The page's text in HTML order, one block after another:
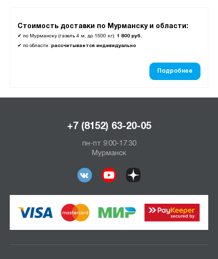
Стоимость доставки по Мурманску и области:
✔ по Мурманску (газель 4 м, до 1500 кг): 1 800 руб.
✔ по области: рассчитывается индивидуально
Подробнее
+7 (8152) 63-20-05
пн-пт 9:00-17:30
Мурманск